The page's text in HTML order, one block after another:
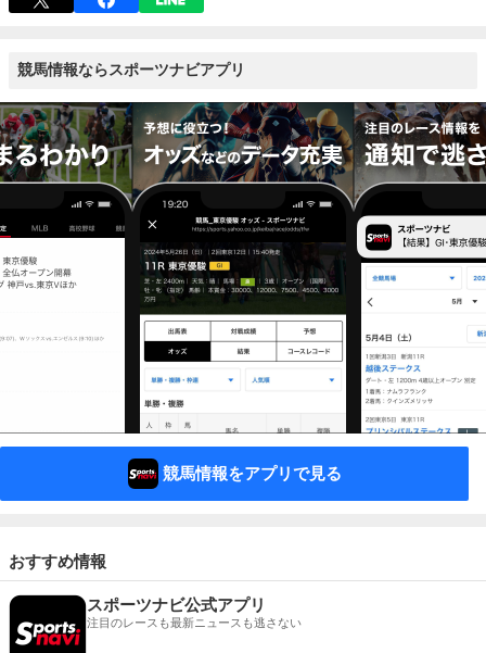
競馬情報ならスポーツナビアプリ
競馬情報をアプリで見る
おすすめ情報
スポーツナビ公式アプリ
注目のレースも最新ニュースも逃さない